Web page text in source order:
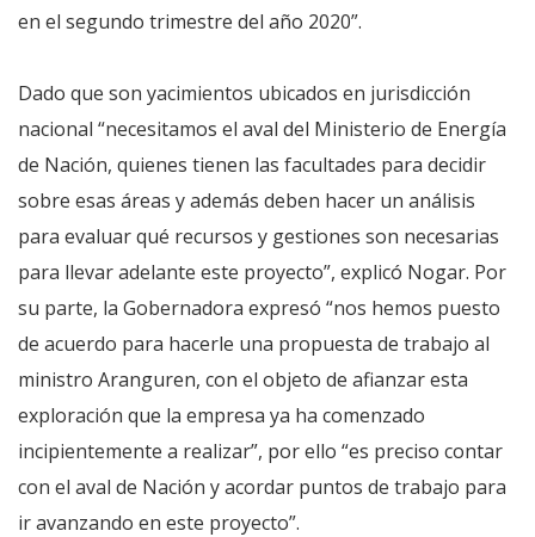
en el segundo trimestre del año 2020”.
Dado que son yacimientos ubicados en jurisdicción
nacional “necesitamos el aval del Ministerio de Energía
de Nación, quienes tienen las facultades para decidir
sobre esas áreas y además deben hacer un análisis
para evaluar qué recursos y gestiones son necesarias
para llevar adelante este proyecto”, explicó Nogar. Por
su parte, la Gobernadora expresó “nos hemos puesto
de acuerdo para hacerle una propuesta de trabajo al
ministro Aranguren, con el objeto de afianzar esta
exploración que la empresa ya ha comenzado
incipientemente a realizar”, por ello “es preciso contar
con el aval de Nación y acordar puntos de trabajo para
ir avanzando en este proyecto”.